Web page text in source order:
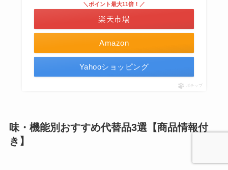
Amazon
＼ポイント最大11倍！／
楽天市場
Yahooショッピング
ポチップ
味・機能別おすすめ代替品3選【商品情報付
き】